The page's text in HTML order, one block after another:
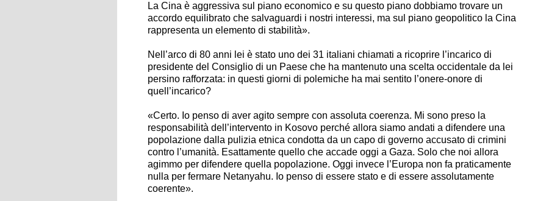
La Cina è aggressiva sul piano economico e su questo piano dobbiamo trovare un
accordo equilibrato che salvaguardi i nostri interessi, ma sul piano geopolitico la Cina
rappresenta un elemento di stabilità».
Nell’arco di 80 anni lei è stato uno dei 31 italiani chiamati a ricoprire l’incarico di
presidente del Consiglio di un Paese che ha mantenuto una scelta occidentale da lei
persino rafforzata: in questi giorni di polemiche ha mai sentito l’onere-onore di
quell’incarico?
«Certo. Io penso di aver agito sempre con assoluta coerenza. Mi sono preso la
responsabilità dell’intervento in Kosovo perché allora siamo andati a difendere una
popolazione dalla pulizia etnica condotta da un capo di governo accusato di crimini
contro l’umanità. Esattamente quello che accade oggi a Gaza. Solo che noi allora
agimmo per difendere quella popolazione. Oggi invece l’Europa non fa praticamente
nulla per fermare Netanyahu. Io penso di essere stato e di essere assolutamente
coerente».